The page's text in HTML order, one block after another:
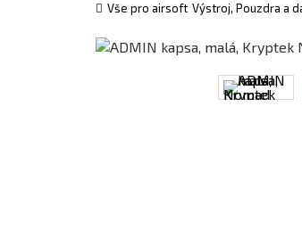
Vše pro airsoft Výstroj, Pouzdra a